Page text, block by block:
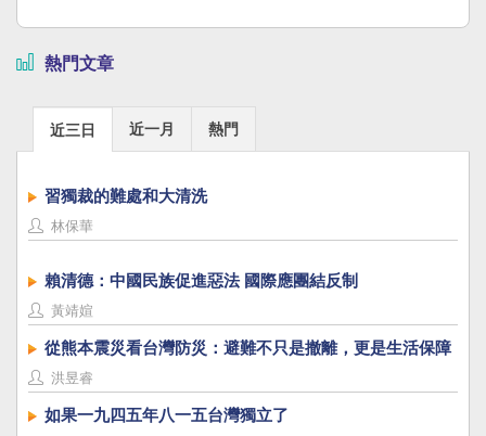
熱門文章
近三日 近一月 熱門
習獨裁的難處和大清洗
林保華
賴清德：中國民族促進惡法 國際應團結反制
黃靖媗
從熊本震災看台灣防災：避難不只是撤離，更是生活保障
洪昱睿
如果一九四五年八一五台灣獨立了